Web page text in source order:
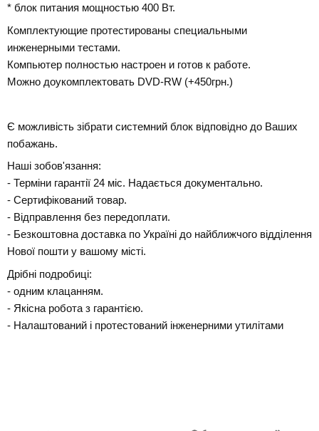
* блок питания мощностью 400 Вт.
Комплектующие протестированы специальными
инженерными тестами.
Компьютер полностью настроен и готов к работе.
Можно доукомплектовать DVD-RW (+450грн.)
Є можливість зібрати системний блок відповідно до Ваших
побажань.
Наші зобов'язання:
- Терміни гарантії 24 міс. Надається документально.
- Сертифікований товар.
- Відправлення без передоплати.
- Безкоштовна доставка по Україні до найближчого відділення
Нової пошти у вашому місті.
Дрібні подробиці:
- одним клацанням.
- Якісна робота з гарантією.
- Налаштований і протестований інженерними утилітами